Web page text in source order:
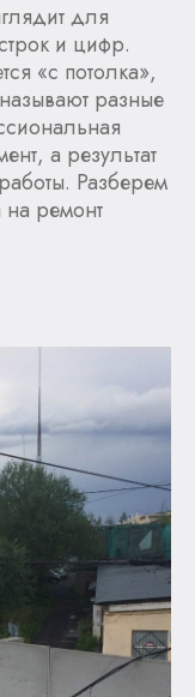
для
и цифр.
«с потолка»,
разные
а результат
Разберем
на ремонт